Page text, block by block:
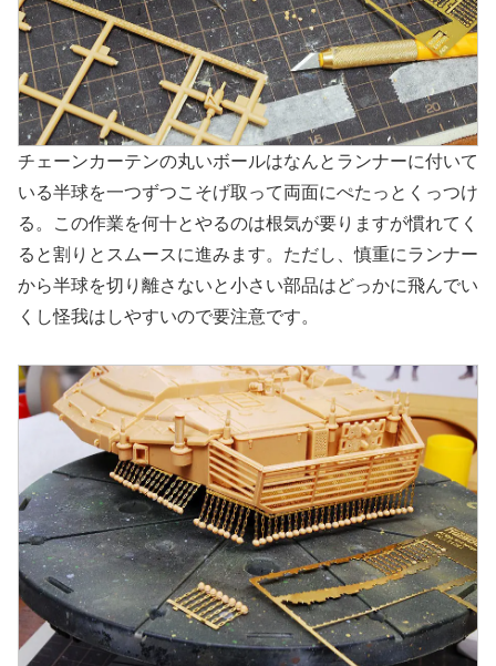
チェーンカーテンの丸いボールはなんとランナーに付いて
いる半球を一つずつこそげ取って両面にぺたっとくっつけ
る。この作業を何十とやるのは根気が要りますが慣れてく
ると割りとスムースに進みます。ただし、慎重にランナー
から半球を切り離さないと小さい部品はどっかに飛んでい
くし怪我はしやすいので要注意です。